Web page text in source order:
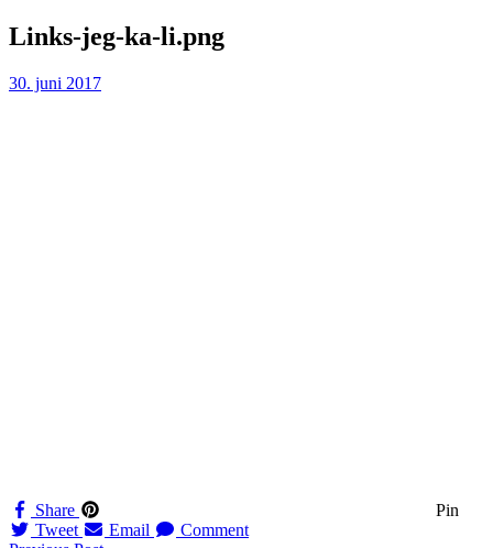
Skip
to
Links-jeg-ka-li.png
30. juni 2017
Share
Pin
Tweet
Email Comment